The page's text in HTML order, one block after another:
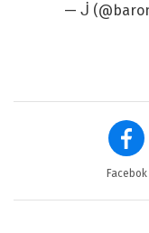
— ᒎ
Facebok